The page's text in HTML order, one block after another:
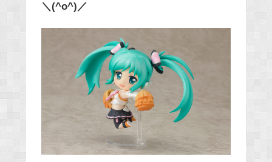
＼(^o^)／